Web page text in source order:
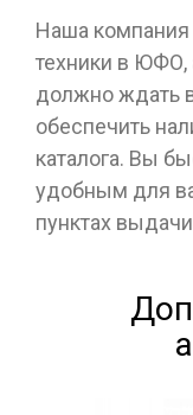
Наша
техники в ЮФО,
должно ждать
обеспечить
каталога. Вы
удобным для
пунктах